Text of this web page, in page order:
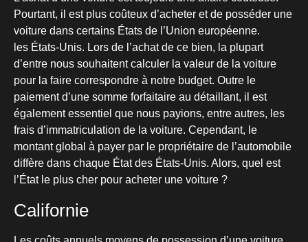
Pourtant, il est plus coûteux d’acheter et de posséder une
voiture dans certains États de l’Union européenne.
les États-Unis. Lors de l’achat de ce bien, la plupart
d’entre nous souhaitent calculer la valeur de la voiture
pour la faire correspondre à notre budget. Outre le
paiement d’une somme forfaitaire au détaillant, il est
également essentiel que nous payions, entre autres, les
frais d’immatriculation de la voiture. Cependant, le
montant global à payer par le propriétaire de l’automobile
diffère dans chaque État des États-Unis. Alors, quel est
l’État le plus cher pour acheter une voiture ?
Californie